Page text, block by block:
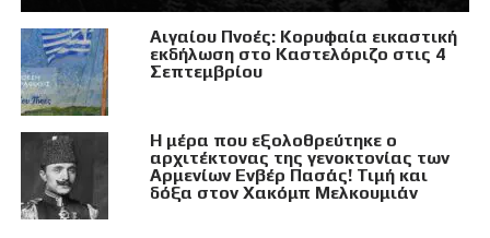
Αιγαίου Πνοές: Κορυφαία εικαστική
εκδήλωση στο Καστελόριζο στις 4
Σεπτεμβρίου
Η μέρα που εξολοθρεύτηκε ο
αρχιτέκτονας της γενοκτονίας των
Αρμενίων Ενβέρ Πασάς! Τιμή και
δόξα στον Χακόμπ Μελκουμιάν